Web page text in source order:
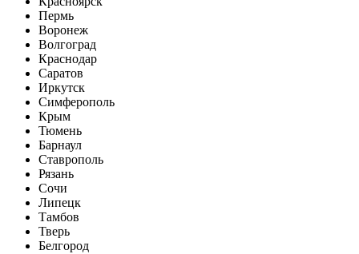
Пермь
Воронеж
Волгоград
Краснодар
Саратов
Иркутск
Симферополь
Крым
Тюмень
Барнаул
Ставрополь
Рязань
Сочи
Липецк
Тамбов
Тверь
Белгород